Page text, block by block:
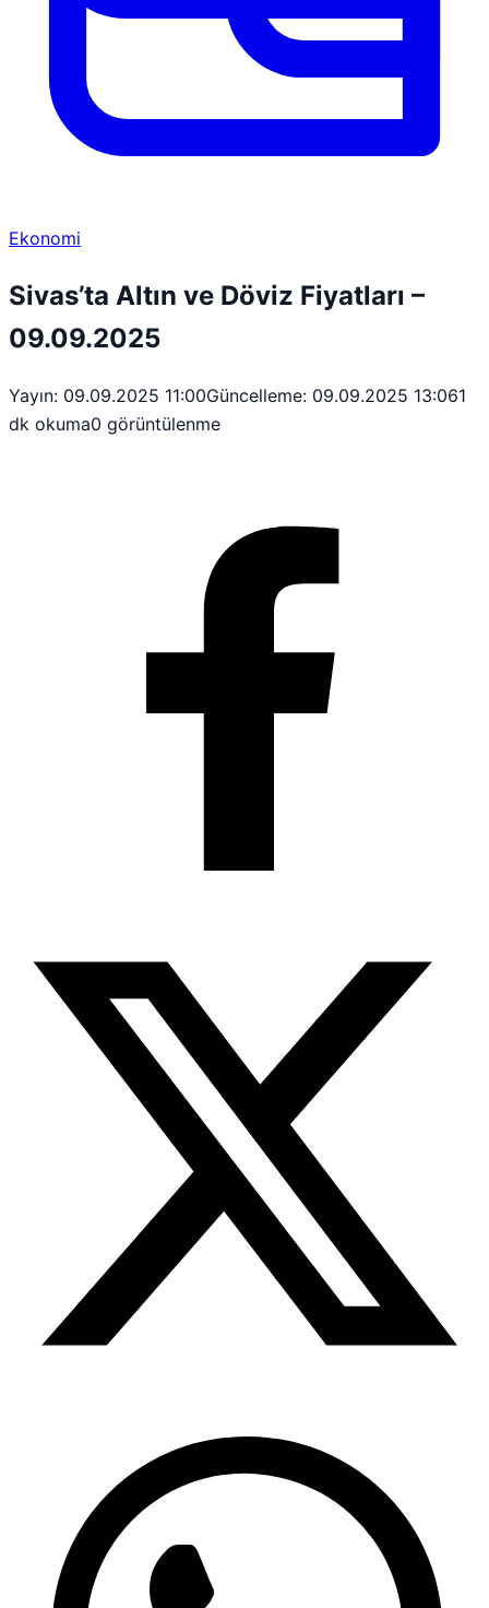
Ekonomi
Sivas’ta Altın ve Döviz Fiyatları –
09.09.2025
Yayın: 09.09.2025 11:00Güncelleme: 09.09.2025 13:061
dk okuma0 görüntülenme